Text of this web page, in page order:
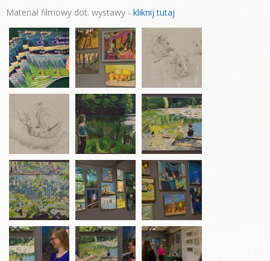
Materiał filmowy dot. wystawy - kliknij tutaj